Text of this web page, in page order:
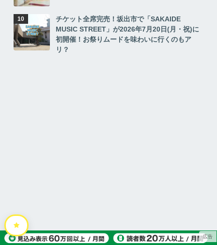
チケット全席完売！坂出市で「SAKAIDE
MUSIC STREET」が2026年7月20日(月・祝)に
初開催！お祭りムードを味わいに行くのもア
リ？